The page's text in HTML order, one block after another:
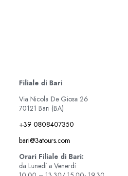
Filiale di Bari
Via Nicola De Giosa 26
70121 Bari (BA)
+39 0808407350
bari@3atours.com
Orari Filiale di Bari:
da Lunedí a Venerdí